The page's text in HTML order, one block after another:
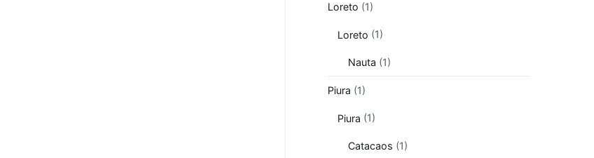
Loreto (1)
Loreto (1)
Nauta (1)
Piura (1)
Piura (1)
Catacaos (1)